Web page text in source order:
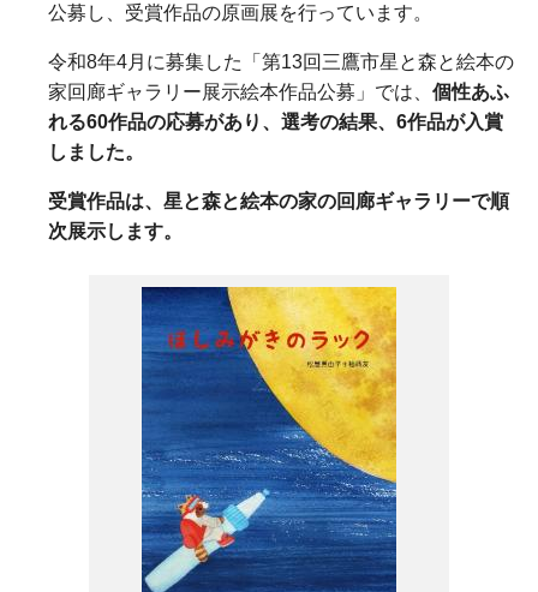
公募し、受賞作品の原画展を行っています。
令和8年4月に募集した「第13回三鷹市星と森と絵本の
家回廊ギャラリー展示絵本作品公募」では、 個性あふ
れる60作品の応募があり、選考の結果、6作品が入賞
しました。
受賞作品は、星と森と絵本の家の回廊ギャラリーで順
次展示します。